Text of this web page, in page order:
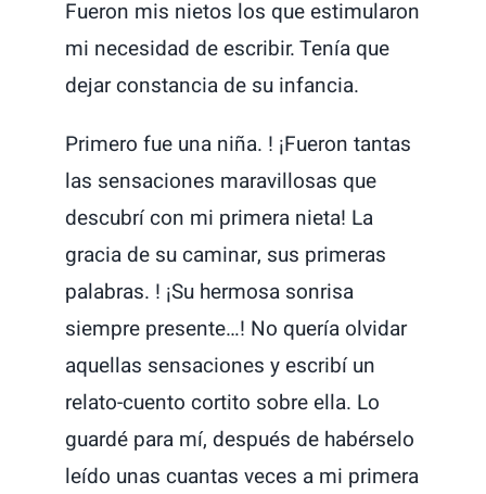
Fueron mis nietos los que estimularon
mi necesidad de escribir. Tenía que
dejar constancia de su infancia.
Primero fue una niña. ! ¡Fueron tantas
las sensaciones maravillosas que
descubrí con mi primera nieta! La
gracia de su caminar, sus primeras
palabras. ! ¡Su hermosa sonrisa
siempre presente…! No quería olvidar
aquellas sensaciones y escribí un
relato-cuento cortito sobre ella. Lo
guardé para mí, después de habérselo
leído unas cuantas veces a mi primera